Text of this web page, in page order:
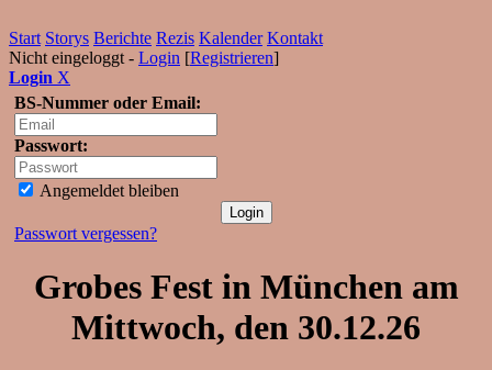
Start Storys Berichte Rezis Kalender Kontakt
Nicht eingeloggt - Login [Registrieren]
Login X
BS-Nummer oder Email:
Passwort:
Angemeldet bleiben
Passwort vergessen?
Grobes Fest in München am
Mittwoch, den 30.12.26